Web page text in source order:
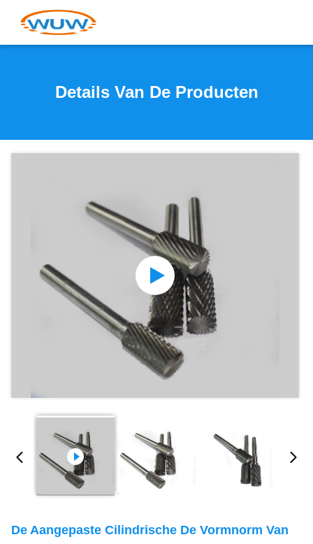
Details Van De Producten
De Aangepaste Cilindrische De Vormnorm Van